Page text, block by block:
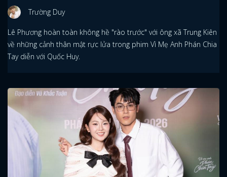
Trường Duy
Lê Phương hoàn toàn không hề "rào trước" với ông xã Trung Kiên
về những cảnh thân mật rực lửa trong phim Vì Mẹ Anh Phán Chia
Tay diễn với Quốc Huy.